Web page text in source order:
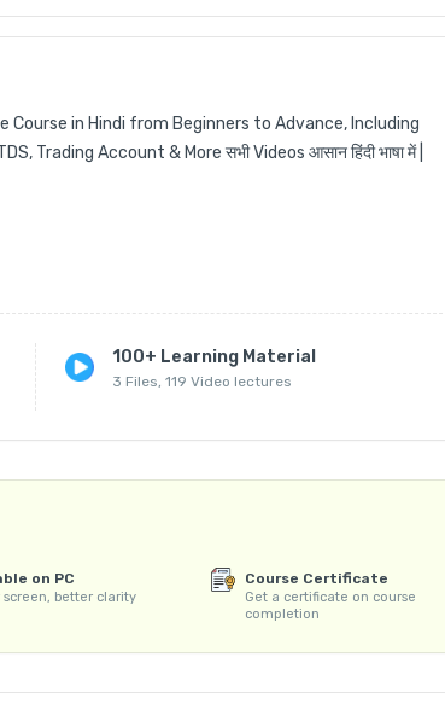
Course in Hindi from Beginners to Advance, Including
Trading Account & More सभी Videos आसान हिंदी भाषा में |
100+ Learning Material
3 Files, 119 Video lectures
on PC
screen, better clarity
Course Certificate
Get a certificate on course
completion